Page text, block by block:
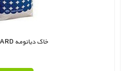
خاک دیاتومه HAYWARD